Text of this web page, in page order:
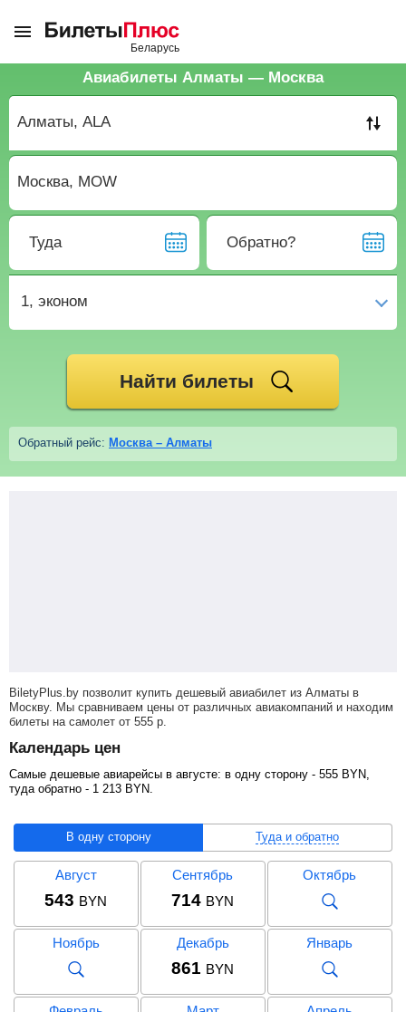
Авиабилеты Алматы — Москва
Туда Обратно?
1, эконом
Найти билеты
Обратный рейс: Москва – Алматы
BiletyPlus.by позволит купить дешевый авиабилет из Алматы в
Москву. Мы сравниваем цены от различных авиакомпаний и находим
билеты на самолет от 555 р
Календарь цен
Самые дешевые авиарейсы в августе: в одну сторону - 555 BYN
туда обратно - 1 213 BYN
В одну сторону Туда и обратно
Август
543 BYN
Сентябрь
714 BYN
Октябрь
Ноябрь Декабрь
861 BYN
Январь